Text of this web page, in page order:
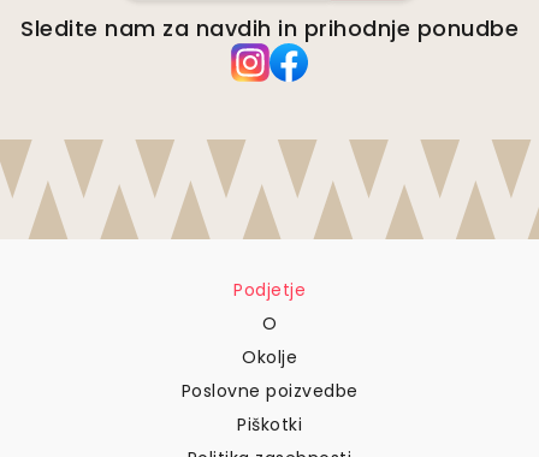
Sledite nam za navdih in prihodnje ponudbe
Podjetje
O
Okolje
Poslovne poizvedbe
Piškotki